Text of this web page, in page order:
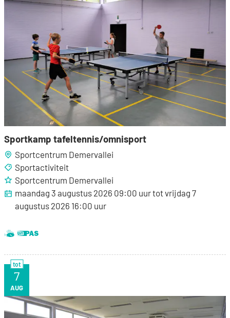
Sportkamp tafeltennis/omnisport
Sportcentrum Demervallei
Sportactiviteit
Sportcentrum Demervallei
maandag 3 augustus 2026 09:00 uurtotvrijdag 7
augustus 2026 16:00 uur
Samen met kinderen eropuit!
tot
VR
7
AUG
Sportkamp zaalvoetbal/omnisport | Ballen & Shooters